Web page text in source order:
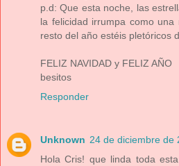
p.d: Que esta noche, las
la felicidad irrumpa como
resto del año estéis pletóricos
FELIZ NAVIDAD y FELIZ AÑO
besitos
Responder
Unknown 24 de diciembre de
Hola Cris! que linda toda